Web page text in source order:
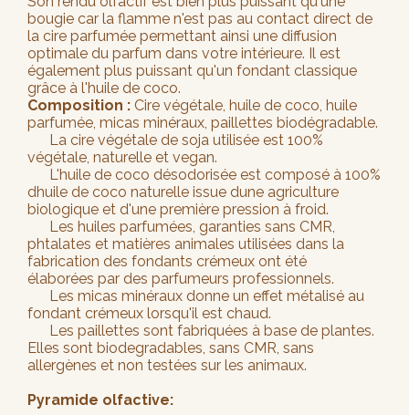
bougie car la flamme n'est pas au contact direct de
la cire parfumée permettant ainsi une diffusion
optimale du parfum dans votre intérieure. Il est
également plus puissant qu'un fondant classique
grâce à l'huile de coco.
Composition : Cire végétale, huile de coco, huile
parfumée, micas minéraux, paillettes biodégradable.
La cire végétale de soja utilisée est 100%
végétale, naturelle et vegan.
L'huile de coco désodorisée est composé à 100%
dhuile de coco naturelle issue dune agriculture
biologique et d'une première pression à froid.
Les huiles parfumées, garanties sans CMR,
phtalates et matières animales utilisées dans la
fabrication des fondants crémeux ont été
élaborées par des parfumeurs professionnels.
Les micas minéraux donne un effet métalisé au
fondant crémeux lorsqu'il est chaud.
Les paillettes sont fabriquées à base de plantes.
Elles sont biodegradables, sans CMR, sans
allergènes et non testées sur les animaux.
Pyramide olfactive: